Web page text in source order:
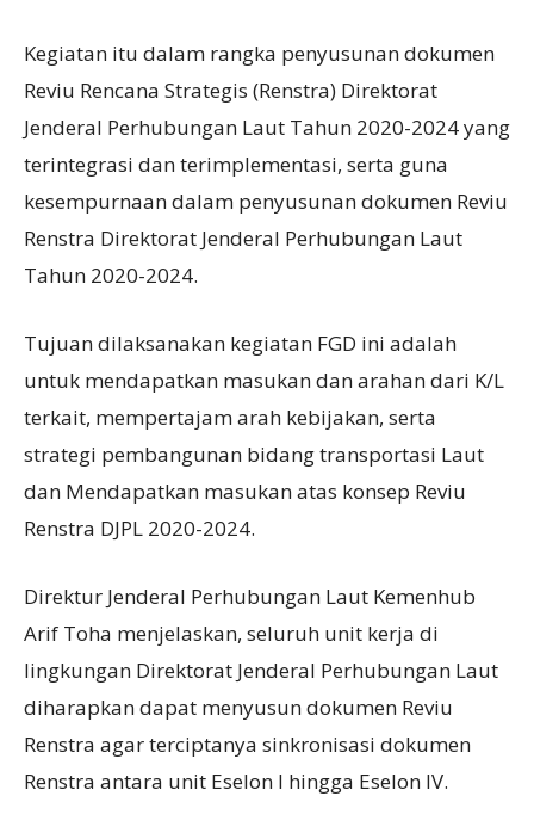
Kegiatan itu dalam rangka penyusunan dokumen
Reviu Rencana Strategis (Renstra) Direktorat
Jenderal Perhubungan Laut Tahun 2020-2024 yang
terintegrasi dan terimplementasi, serta guna
kesempurnaan dalam penyusunan dokumen Reviu
Renstra Direktorat Jenderal Perhubungan Laut
Tahun 2020-2024.
Tujuan dilaksanakan kegiatan FGD ini adalah
untuk mendapatkan masukan dan arahan dari K/L
terkait, mempertajam arah kebijakan, serta
strategi pembangunan bidang transportasi Laut
dan Mendapatkan masukan atas konsep Reviu
Renstra DJPL 2020-2024.
Direktur Jenderal Perhubungan Laut Kemenhub
Arif Toha menjelaskan, seluruh unit kerja di
lingkungan Direktorat Jenderal Perhubungan Laut
diharapkan dapat menyusun dokumen Reviu
Renstra agar terciptanya sinkronisasi dokumen
Renstra antara unit Eselon I hingga Eselon IV.